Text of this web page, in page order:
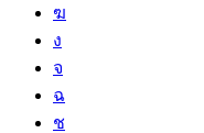
ฆ
ง
จ
ฉ
ช